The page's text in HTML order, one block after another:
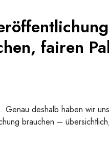
fairen
deshalb haben wir
brauchen –